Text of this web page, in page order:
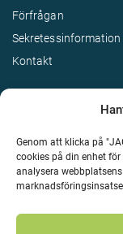
Genom att klicka på
cookies på din enhet
analysera
Förfrågan
Sekretessinformation
Kontakt
Upphovsrätt